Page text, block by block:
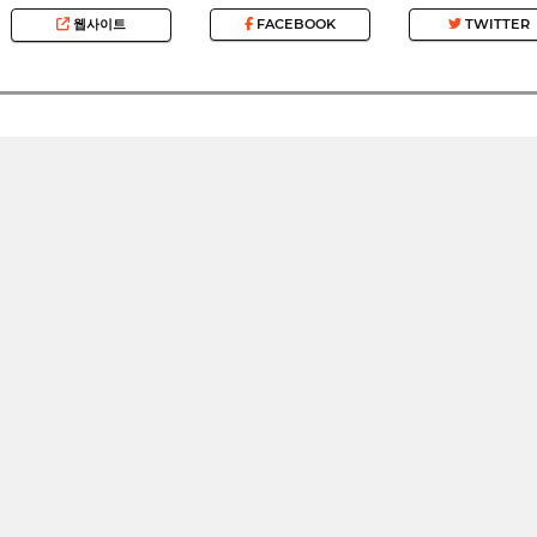
웹사이트 FACEBOOK TWITTER